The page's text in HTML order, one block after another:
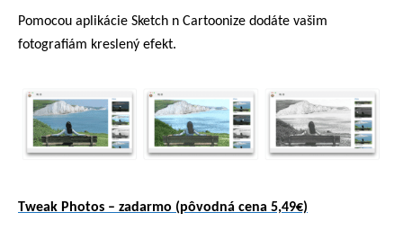
Pomocou aplikácie Sketch n Cartoonize dodáte vašim
fotografiám kreslený efekt.
Tweak Photos – zadarmo (pôvodná cena 5,49€)